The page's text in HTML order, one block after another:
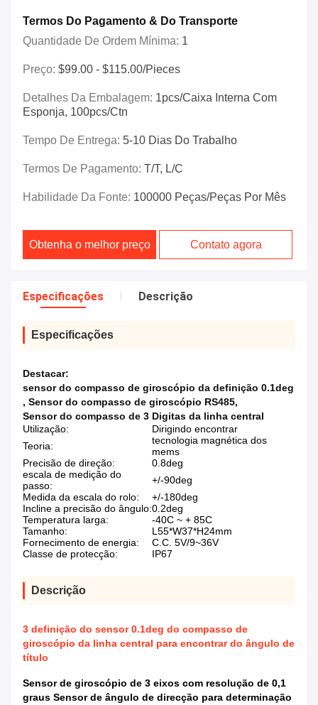
Termos Do Pagamento & Do Transporte
Quantidade De Ordem Mínima: 1
Preço: $99.00 - $115.00/Pieces
Detalhes Da Embalagem: 1pcs/caixa Interna Com
Esponja, 100pcs/ctn
Tempo De Entrega: 5-10 Dias Do Trabalho
Termos De Pagamento: T/T, L/C
Habilidade Da Fonte: 100000 Peças/peças Por Mês
Obtenha o melhor preço Contato agora
Especificações Descrição
Especificações
Destacar:
sensor do compasso de giroscópio da definição 0.1deg
, Sensor do compasso de giroscópio RS485,
Sensor do compasso de 3 Digitas da linha central
Utilização:
Dirigindo encontrar
Teoria:
tecnologia magnética dos
mems
Precisão de direção:
0.8deg
escala de medição do
passo:
+/-90deg
Medida da escala do rolo:
+/-180deg
Incline a precisão do ângulo:0.2deg
Temperatura larga:
-40C ~ + 85C
Tamanho:
L55*W37*H24mm
Fornecimento de energia:
C.C. 5V/9~36V
Classe de protecção:
IP67
Descrição
3 definição do sensor 0.1deg do compasso de
giroscópio da linha central para encontrar do ângulo de
título
Sensor de giroscópio de 3 eixos com resolução de 0,1
graus Sensor de ângulo de direcção para determinação